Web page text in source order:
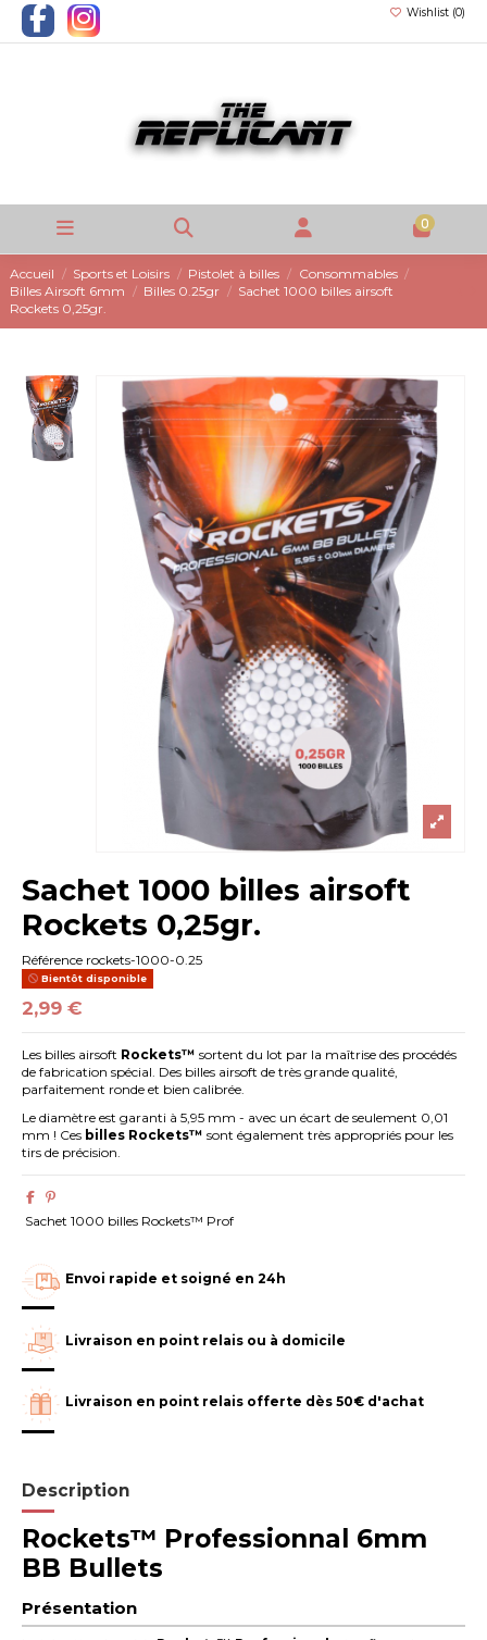
Wishlist (0)
0
Accueil Sports et Loisirs Pistolet à billes
Consommables
Billes Airsoft 6mm
Billes 0.25gr
Sachet 1000 billes airsoft
Rockets 0,25gr.
Sachet 1000 billes airsoft
Rockets 0,25gr.
Référence rockets-1000-0.25
Bientôt disponible
2,99 €
Les billes airsoft Rockets™ sortent du lot par la maîtrise des procédés
de fabrication spécial. Des billes airsoft de très grande qualité,
parfaitement ronde et bien calibrée.
Le diamètre est garanti à 5,95 mm - avec un écart de seulement 0,01
mm ! Ces billes Rockets™ sont également très appropriés pour les
tirs de précision.
Sachet 1000 billes Rockets™ Prof
Envoi rapide et soigné en 24h
Livraison en point relais ou à domicile
Livraison en point relais offerte dès 50€ d'achat
Description
Rockets™ Professionnal 6mm
BB Bullets
Présentation